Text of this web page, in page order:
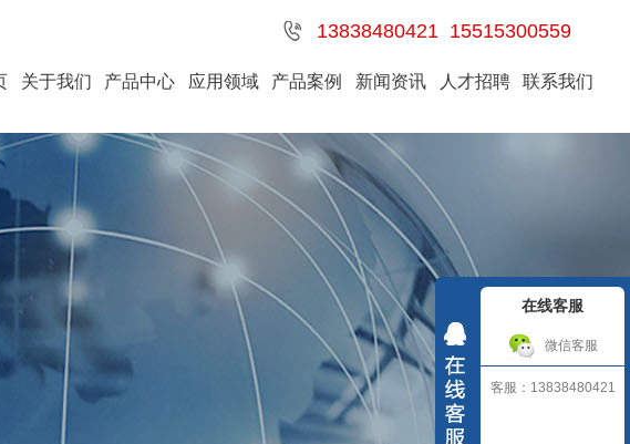
13838480421 15515300559
关于我们 产品中心 应用领域 产品案例 新闻资讯 人才招聘 联系我们
在线客服
微信客服
客服：13838480421